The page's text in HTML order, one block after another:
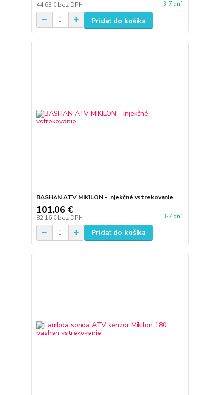
44,63 € bez DPH 3-7 dní
Pridať do košíka
BASHAN ATV MIKILON - Injekčné vstrekovanie
101,06 €
82,16 € bez DPH 3-7 dní
Pridať do košíka